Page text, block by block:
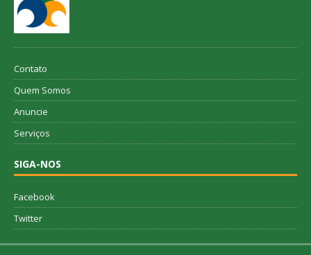
Contato
Quem Somos
Anuncie
Serviços
SIGA-NOS
Facebook
Twitter